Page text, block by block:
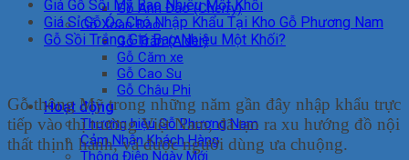
Gỗ Anh Đào (Cherry)
Gỗ Xoan Đào
Gỗ Trăn (Alder)
Gỗ Căm xe
Gỗ Cao Su
Gỗ Châu Phi
Hoạt động
Thương hiệu Gỗ Phương Nam
Cảm Nhận Khách Hàng
Thông Điệp Ngày Mới
Giá Gỗ Sồi Mỹ Bao Nhiêu Một Khối
Giá Sỉ Gỗ Óc Chó Nhập Khẩu Tại Kho Gỗ Phương Nam
Gỗ Sồi Trắng Giá Bao Nhiêu Một Khối?
Gỗ thông Mỹ trong những năm gần đây nhập khẩu trực
tiếp vào thị trường Việt Nam, đã tạo ra xu hướng đồ nội
thất thịnh hành, và được người dùng ưa chuộng.